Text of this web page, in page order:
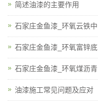
简述油漆的主要作用
石家庄金鱼漆_环氧云铁中
石家庄金鱼漆_环氧富锌底
石家庄金鱼漆_环氧煤沥青
油漆施工常见问题及应对